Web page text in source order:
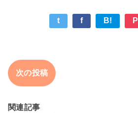
t f B! P
次の投稿
関連記事